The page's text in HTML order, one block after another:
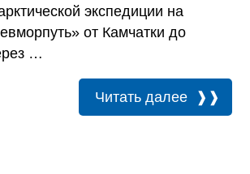
экспедиции на
от Камчатки до
…
Читать далее